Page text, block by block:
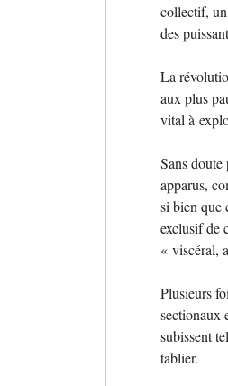
collectif,
des
La
aux plus
vital à
Sans doute
apparus,
si bien que
exclusif de
« viscéral,
Plusieurs
sectionaux
subissent
tablier.